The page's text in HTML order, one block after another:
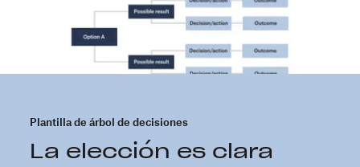
Plantilla de árbol de decisiones
La elección es clara